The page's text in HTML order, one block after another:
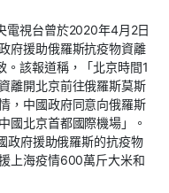
電視台曾於2020年4月2日
府援助俄羅斯抗疫物資離
。該報道稱，「北京時間1
離開北京前往俄羅斯莫斯
，中國政府同意向俄羅斯
國北京首都國際機場」。
政府援助俄羅斯的抗疫物
上海疫情600萬斤大米和